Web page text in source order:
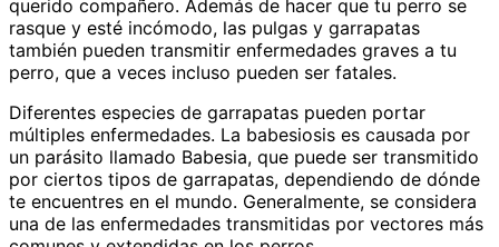
querido compañero. Además de hacer que tu perro se
rasque y esté incómodo, las pulgas y garrapatas
también pueden transmitir enfermedades graves a tu
perro, que a veces incluso pueden ser fatales.
Diferentes especies de garrapatas pueden portar
múltiples enfermedades. La babesiosis es causada por
un parásito llamado Babesia, que puede ser transmitido
por ciertos tipos de garrapatas, dependiendo de dónde
te encuentres en el mundo. Generalmente, se considera
una de las enfermedades transmitidas por vectores más